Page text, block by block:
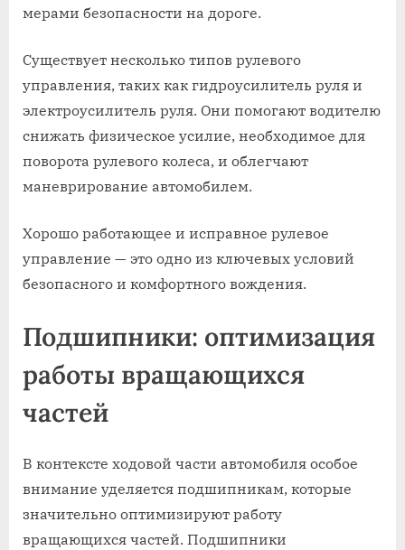
мерами безопасности на дороге.
Существует несколько типов рулевого
управления, таких как гидроусилитель руля и
электроусилитель руля. Они помогают водителю
снижать физическое усилие, необходимое для
поворота рулевого колеса, и облегчают
маневрирование автомобилем.
Хорошо работающее и исправное рулевое
управление — это одно из ключевых условий
безопасного и комфортного вождения.
Подшипники: оптимизация
работы вращающихся
частей
В контексте ходовой части автомобиля особое
внимание уделяется подшипникам, которые
значительно оптимизируют работу
вращающихся частей. Подшипники